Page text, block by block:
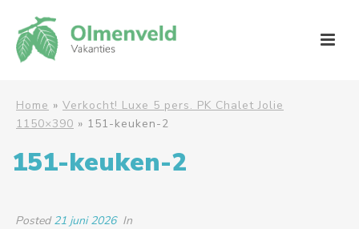
Home » Verkocht! Luxe 5 pers. PK Chalet Jolie
1150×390 » 151-keuken-2
151-keuken-2
Posted21 juni 2026 In